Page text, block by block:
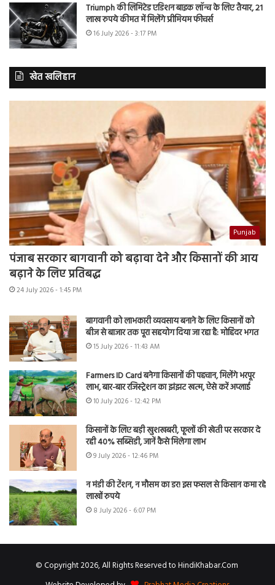
Triumph की लिमिटेड एडिशन बाइक लॉन्च के लिए तैयार, 21
लाख रुपये कीमत में मिलेंगे प्रीमियम फीचर्स
16 July 2026 - 3:17 PM
खेत खलिहान
Punjab
पंजाब सरकार बागवानी को बढ़ावा देने और किसानों की आय
बढ़ाने के लिए प्रतिबद्ध
24 July 2026 - 1:45 PM
बागवानी को लाभकारी व्यवसाय बनाने के लिए किसानों को
बीज से बाजार तक पूरा सहयोग दिया जा रहा है: मोहिंदर भगत
15 July 2026 - 11:43 AM
Farmers ID Card बनेगा किसानों की पहचान, मिलेंगे भरपूर
लाभ, बार-बार रजिस्ट्रेशन का झंझट खत्म, ऐसे करें अप्लाई
10 July 2026 - 12:42 PM
किसानों के लिए बड़ी खुशखबरी, फूलों की खेती पर सरकार दे
रही 40% सब्सिडी, जानें कैसे मिलेगा लाभ
9 July 2026 - 12:46 PM
न मंडी की टेंशन, न मौसम का डर! इस फसल से किसान कमा रहे
लाखों रुपये
8 July 2026 - 6:07 PM
© Copyright 2026, All Rights Reserved to HindiKhabar.Com